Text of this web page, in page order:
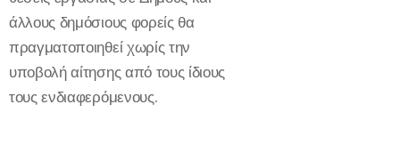
άλλους δημόσιους φορείς θα
πραγματοποιηθεί χωρίς την
υποβολή αίτησης από τους ίδιους
τους ενδιαφερόμενους.